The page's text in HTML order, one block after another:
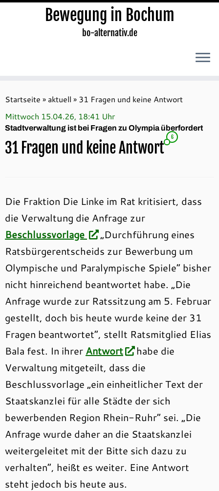
Inhalt
springen
Bewegung in Bochum
bo-alternativ.de
Startseite » aktuell » 31 Fragen und keine Antwort
Mittwoch 15.04.26, 18:41 Uhr
Stadtverwaltung ist bei Fragen zu Olympia überfordert
31 Fragen und keine Antwort
6
Die Fraktion Die Linke im Rat kritisiert, dass
die Verwaltung die Anfrage zur
Beschlussvorlage
„Durchführung eines
Ratsbürgerentscheids zur Bewerbung um
Olympische und Paralympische Spiele“ bisher
nicht hinreichend beantwortet habe. „Die
Anfrage wurde zur Ratssitzung am 5. Februar
gestellt, doch bis heute wurde keine der 31
Fragen beantwortet“, stellt Ratsmitglied Elias
Bala fest. In ihrer Antwort
habe die
Verwaltung mitgeteilt, dass die
Beschlussvorlage „ein einheitlicher Text der
Staatskanzlei für alle Städte der sich
bewerbenden Region Rhein-Ruhr“ sei. „Die
Anfrage wurde daher an die Staatskanzlei
weitergeleitet mit der Bitte sich dazu zu
verhalten“, heißt es weiter. Eine Antwort
steht jedoch bis heute aus.